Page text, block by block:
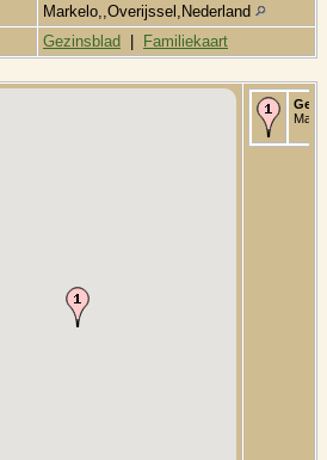
Markelo,,Overijssel,Nederland
Gezinsblad Familiekaart